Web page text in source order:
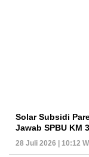
Solar Subsidi
Jawab SPBU KM
28 Juli 2026 | 10:12